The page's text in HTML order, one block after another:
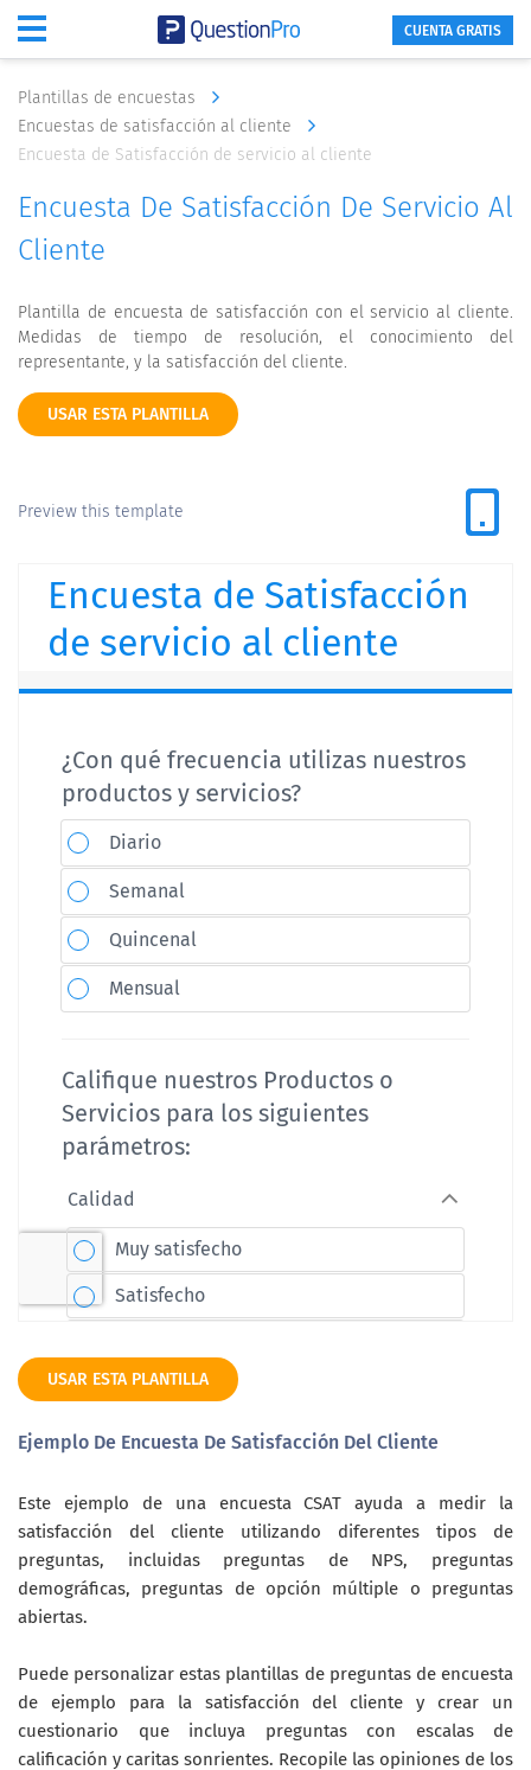
CUENTA GRATIS
Plantillas de encuestas
Encuestas de satisfacción al cliente
Encuesta de Satisfacción de servicio al cliente
Encuesta De Satisfacción De Servicio Al
Cliente
Plantilla de encuesta de satisfacción con el servicio al cliente.
Medidas de tiempo de resolución, el conocimiento del
representante, y la satisfacción del cliente.
USAR ESTA PLANTILLA
Preview this template
USAR ESTA PLANTILLA
Ejemplo De Encuesta De Satisfacción Del Cliente
Este ejemplo de una encuesta CSAT ayuda a medir la
satisfacción del cliente utilizando diferentes tipos de
preguntas, incluidas preguntas de NPS, preguntas
demográficas, preguntas de opción múltiple o preguntas
abiertas.
Puede personalizar estas plantillas de preguntas de encuesta
de ejemplo para la satisfacción del cliente y crear un
cuestionario que incluya preguntas con escalas de
calificación y caritas sonrientes. Recopile las opiniones de los